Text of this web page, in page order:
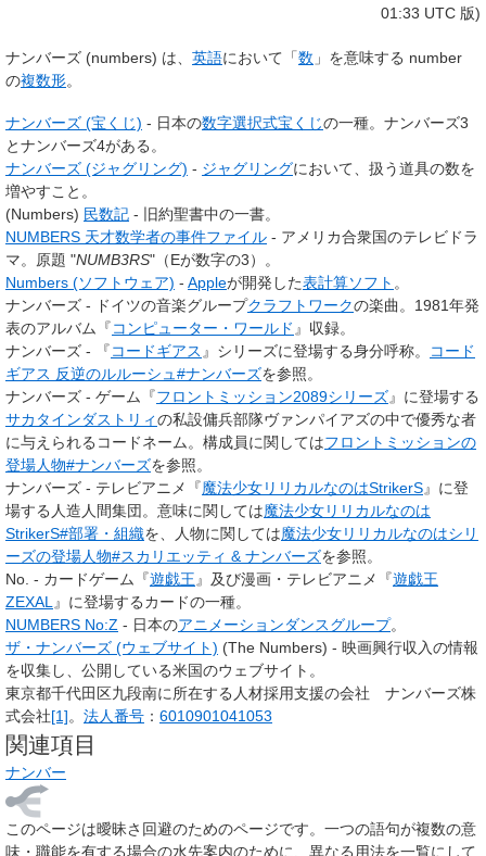
01:33 UTC 版)
ナンバーズ (numbers) は、 英語において「数 」を意味する number
の複数形。
ナンバーズ (宝くじ) - 日本の数字選択式宝くじの一種。ナンバーズ3
とナンバーズ4がある。
ナンバーズ (ジャグリング) - ジャグリングにおいて、扱う道具の数を
増やすこと。
(Numbers) 民数記 - 旧約聖書中の一書。
NUMBERS 天才数学者の事件ファイル - アメリカ合衆国のテレビドラ
マ。原題 "NUMB3RS"（Eが数字の3）。
Numbers (ソフトウェア) - Appleが開発した表計算ソフト 。
ナンバーズ - ドイツの音楽グループクラフトワークの楽曲。1981年発
表のアルバム『コンピューター・ワールド 』収録。
ナンバーズ - 『コードギアス 』シリーズに登場する身分呼称。
コード
ギアス 反逆のルルーシュ#ナンバーズを参照。
ナンバーズ - ゲーム『フロントミッション2089シリーズ』に登場する
サカタインダストリィの私設傭兵部隊ヴァンパイアズの中で優秀な者
に与えられるコードネーム。構成員に関してはフロントミッションの
登場人物#ナンバーズを参照。
ナンバーズ - テレビアニメ『魔法少女リリカルなのはStrikerS』に登
場する人造人間集団。意味に関しては魔法少女リリカルなのは
StrikerS#部署・組織を、人物に関しては魔法少女リリカルなのはシリ
ーズの登場人物#スカリエッティ & ナンバーズを参照。
No. - カードゲーム『遊戯王』及び漫画・テレビアニメ『遊戯王
ZEXAL』に登場するカードの一種。
NUMBERS No:Z - 日本のアニメーションダンスグループ。
ザ・ナンバーズ (ウェブサイト) (The Numbers) - 映画興行収入の情報
を収集し、公開している米国のウェブサイト。
東京都千代田区九段南に所在する人材採用支援の会社 ナンバーズ株
式会社[1]。 法人番号 ： 6010901041053
関連項目
ナンバー
このページは曖昧さ回避のためのページです。一つの語句が複数の意
味・職能を有する場合の水先案内のために、異なる用法を一覧にして